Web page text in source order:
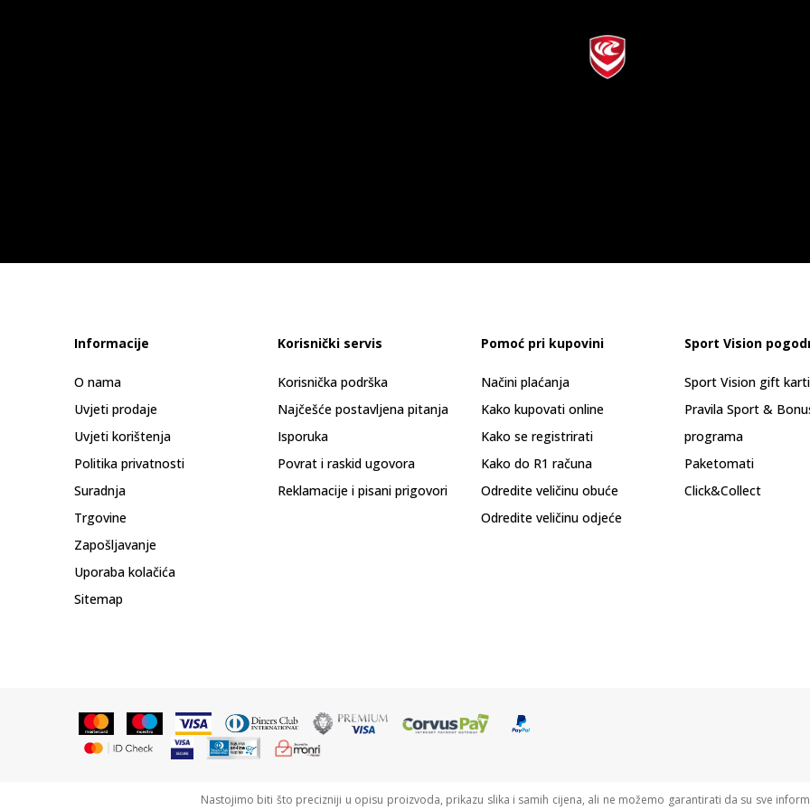
Informacije
O nama
Uvjeti prodaje
Uvjeti korištenja
Politika privatnosti
Suradnja
Trgovine
Zapošljavanje
Uporaba kolačića
Sitemap
Korisnički servis
Korisnička podrška
Najčešće postavljena pitanja
Isporuka
Povrat i raskid ugovora
Reklamacije i pisani prigovori
Pomoć pri kupovini
Načini plaćanja
Kako kupovati online
Kako se registrirati
Kako do R1 računa
Odredite veličinu obuće
Odredite veličinu odjeće
Sport Vision
Sport Vision gift
Pravila Sport &
programa
Paketomati
Click&Collect
Nastojimo biti što precizniji u opisu proizvoda, prikazu slika i samih cijena, ali ne možemo garantirati da su sve